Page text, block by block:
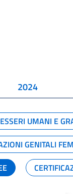
2024
UMANI E
GENITALI